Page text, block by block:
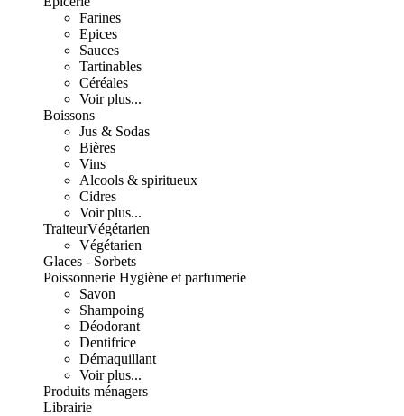
Farines
Epices
Sauces
Tartinables
Céréales
Voir plus...
Boissons
Jus & Sodas
Bières
Vins
Alcools & spiritueux
Cidres
Voir plus...
TraiteurVégétarien
Végétarien
Glaces - Sorbets
Poissonnerie Hygiène et parfumerie
Savon
Shampoing
Déodorant
Dentifrice
Démaquillant
Voir plus...
Produits ménagers
Librairie